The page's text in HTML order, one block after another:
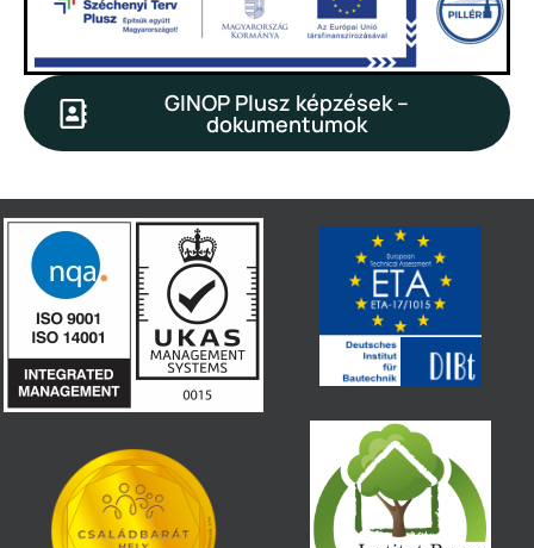
GINOP Plusz képzések –
dokumentumok